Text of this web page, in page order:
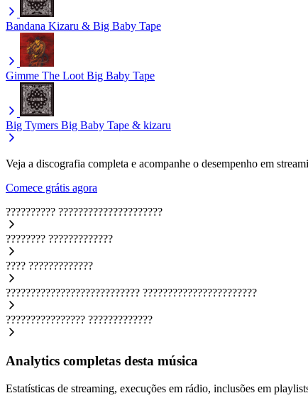
Bandana Kizaru & Big Baby Tape
Gimme The Loot Big Baby Tape
Big Tymers Big Baby Tape & kizaru
Veja a discografia completa e acompanhe o desempenho em
Comece grátis agora
?????????? ?????????????????????
???????? ?????????????
???? ?????????????
??????????????????????????? ???????????????????????
???????????????? ?????????????
Analytics completas desta música
Estatísticas de streaming, execuções em rádio, inclusões em